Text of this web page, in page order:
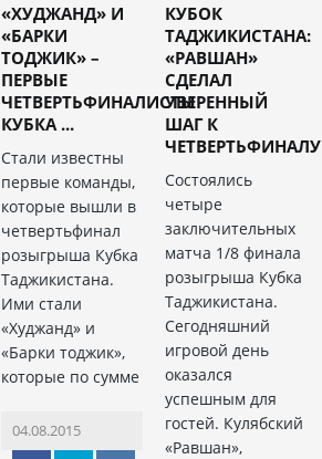
«ХУДЖАНД» И
«БАРКИ
ТОДЖИК» –
ПЕРВЫЕ
ЧЕТВЕРТЬФИНАЛИСТЫ
КУБКА ...
Стали известны
первые команды,
которые вышли в
четвертьфинал
розыгрыша Кубка
Таджикистана.
Ими стали
«Худжанд» и
«Барки тоджик»,
которые по сумме
04.08.2015
КУБОК
ТАДЖИКИСТАНА:
«РАВШАН»
СДЕЛАЛ
УВЕРЕННЫЙ
ШАГ К
ЧЕТВЕРТЬФИНАЛУ
Состоялись
четыре
заключительных
матча 1/8 финала
розыгрыша Кубка
Таджикистана.
Сегодняшний
игровой день
оказался
успешным для
гостей. Кулябский
«Равшан»,